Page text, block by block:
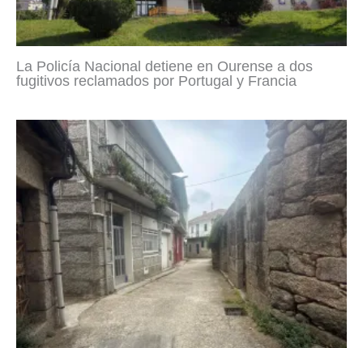
La Policía Nacional detiene en Ourense a dos
fugitivos reclamados por Portugal y Francia